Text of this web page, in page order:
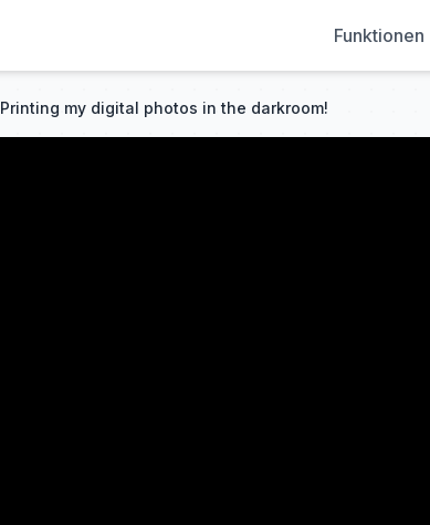
Funktionen
Printing my digital photos in the darkroom!